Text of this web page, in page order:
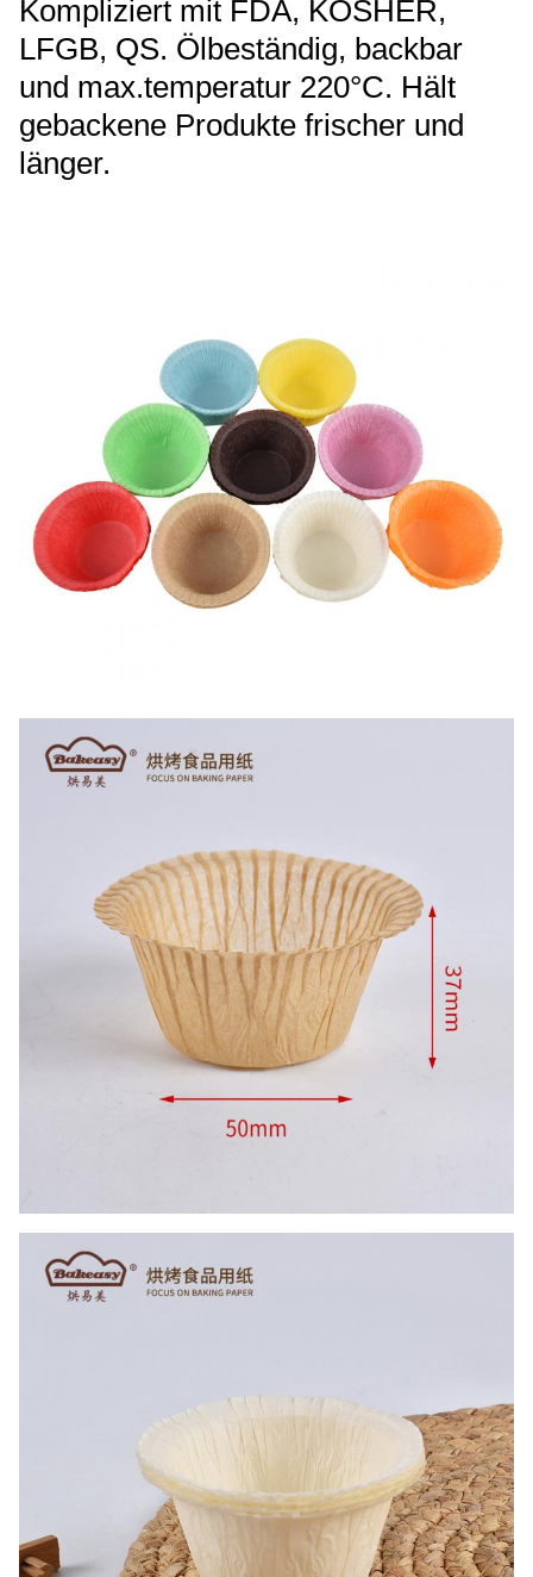
Kompliziert mit FDA, KOSHER,
LFGB, QS. Ölbeständig, backbar
und max.temperatur 220°C. Hält
gebackene Produkte frischer und
länger.